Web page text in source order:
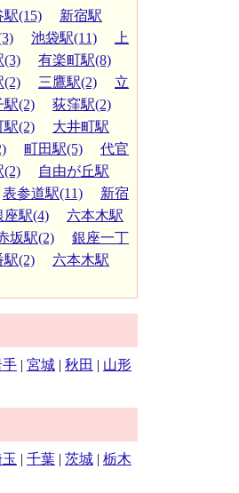
駅(15)
新宿駅
池袋駅(11)
上
(3)
有楽町駅(8)
(2) 三鷹駅(2)
立
駅(2)
荻窪駅(2)
駅(2)
大井町駅
町田駅(5)
代官
(2)
自由が丘駅
表参道駅(11)
新宿
座駅(4)
六本木駅
坂駅(2)
銀座一丁
駅(2)
六本木駅
手 | 宮城 | 秋田 | 山形
| 千葉 | 茨城 | 栃木